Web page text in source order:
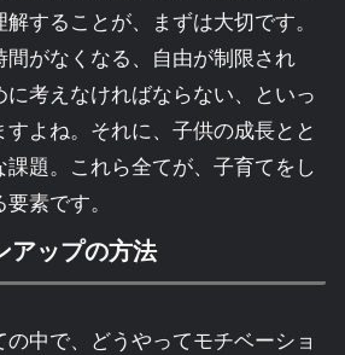
することが、まずは大切です。
間がなくなる、自由が制限され
に考えなければならない、といっ
よね。それに、子供の成長とと
課題。これら全てが、子育てをし
素です。
アップの方法
中で、どうやってモチベーショ